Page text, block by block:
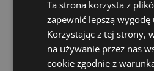
Wyrażam zgodę na przetwarzanie
rozumieniu ustawy o ochronie
rozporządzenia Parlamentu
27.04.2016 r. w sprawie ochrony
przetwarzaniem danych osobowych
danych osobowych w celach
Ta strona korzysta z
zapewnić lepszą
Korzystając z tej strony,
na używanie przez nas
cookie zgodnie z